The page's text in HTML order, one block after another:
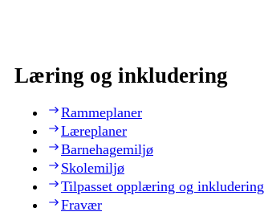
Læring og inkludering
Rammeplaner
Læreplaner
Barnehagemiljø
Skolemiljø
Tilpasset opplæring og inkludering
Fravær